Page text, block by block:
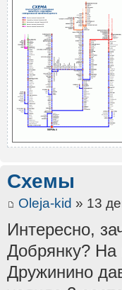
Схемы
Oleja-kid » 13
Интересно,
Добрянку?
Дружинино